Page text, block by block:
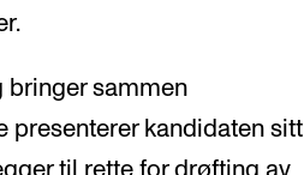
bringer sammen
presenterer kandidaten sitt